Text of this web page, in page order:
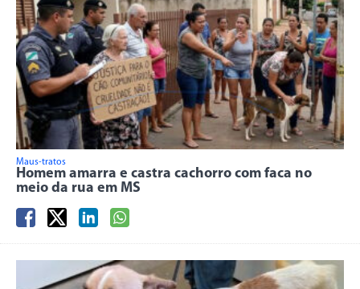
Maus-tratos
Homem amarra e castra cachorro com faca no
meio da rua em MS